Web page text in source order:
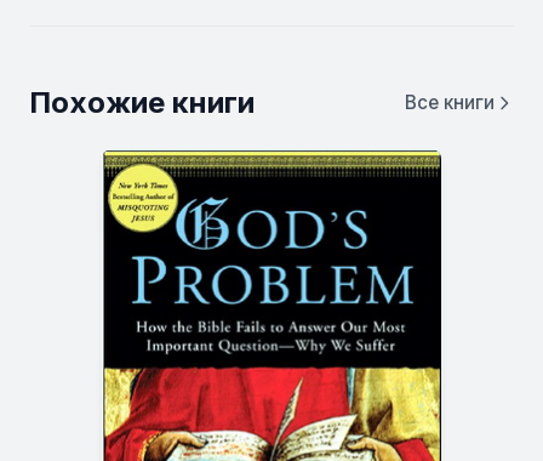
Похожие книги Все книги